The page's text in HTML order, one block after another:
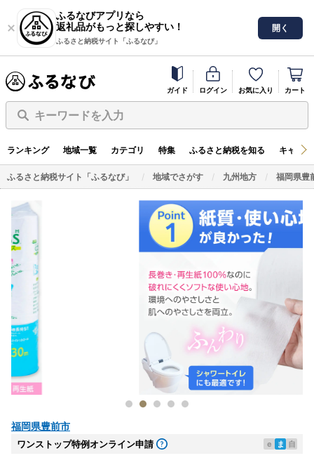
ふるなびアプリなら
返礼品がもっと探しやすい！
ふるさと納税サイト「ふるなび」
開く
ガイド ログイン お気に入り カート
キーワードを入力
ランキング 地域一覧 カテゴリ 特集 ふるさと納税を知る キャン
ふるさと納税サイト「ふるなび」 地域でさがす 九州地方 福岡県豊
福岡県豊前市
ワンストップ特例オンライン申請 e ま 自